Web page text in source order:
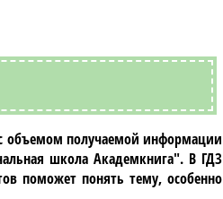
объемом получаемой информации
школа Академкнига". В ГДЗ
поможет понять тему, особенно